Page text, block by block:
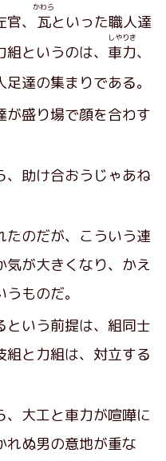
、 瓦
かわら
といった職人達
というのは、 車力
しやりき
、
達の集まりである。
盛り場で顔を合わす
、助け合おうじゃあね
のだが、こういう連
気が大きくなり、かえ
ものだ。
いう前提は、組同士
と力組は、対立する
大工と車力が喧嘩に
れぬ男の意地が重な